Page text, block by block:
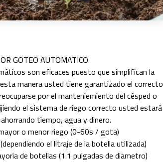
GOTEO AUTOMATICO
son eficaces puesto que simplifican la
manera usted tiene garantizado el correcto
por el manteniemiento del césped o
el sistema de riego correcto usted estará
tiempo, agua y dinero.
o menor riego (0-60s / gota)
el litraje de la botella utilizada)
de botellas (1.1 pulgadas de diametro)